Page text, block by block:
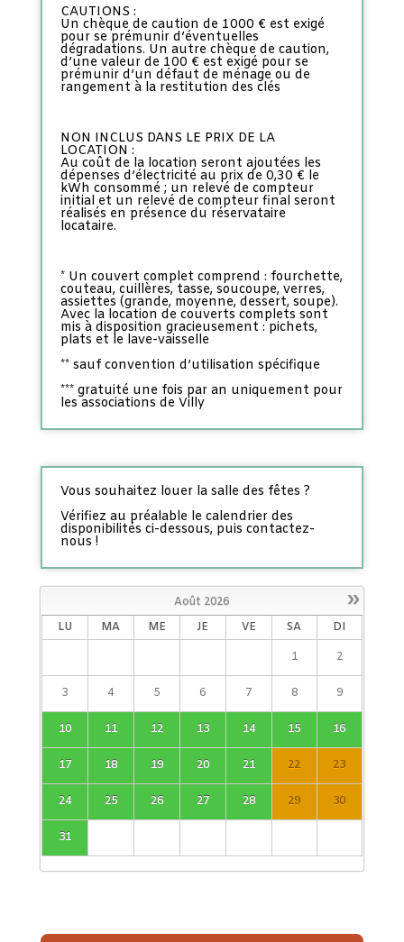
CAUTIONS :
Un chèque de caution de 1000 € est exigé
pour se prémunir d’éventuelles
dégradations. Un autre chèque de caution,
d’une valeur de 100 € est exigé pour se
prémunir d’un défaut de ménage ou de
rangement à la restitution des clés
NON INCLUS DANS LE PRIX DE LA
LOCATION :
Au coût de la location seront ajoutées les
dépenses d’électricité au prix de 0,30 € le
kWh consommé ; un relevé de compteur
initial et un relevé de compteur final seront
réalisés en présence du réservataire
locataire.
* Un couvert complet comprend : fourchette,
couteau, cuillères, tasse, soucoupe, verres,
assiettes (grande, moyenne, dessert, soupe).
Avec la location de couverts complets sont
mis à disposition gracieusement : pichets,
plats et le lave-vaisselle
** sauf convention d’utilisation spécifique
*** gratuité une fois par an uniquement pour
les associations de Villy
Vous souhaitez louer la salle des fêtes ?
Vérifiez au préalable le calendrier des
disponibilités ci-dessous, puis contactez-
nous !
»
Août 2026
LU
MA ME JE VE SA DI
1 2
3 4 5 6 7 8 9
10 11 12 13 14 15 16
17 18 19 20 21 22 23
24 25 26 27 28 29 30
31